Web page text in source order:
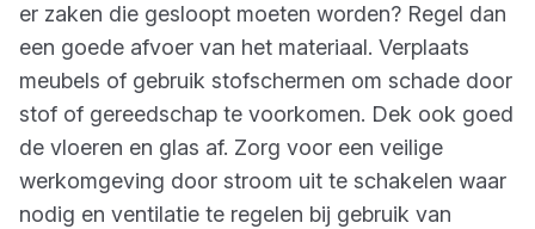
er zaken die gesloopt moeten worden? Regel dan
een goede afvoer van het materiaal. Verplaats
meubels of gebruik stofschermen om schade door
stof of gereedschap te voorkomen. Dek ook goed
de vloeren en glas af. Zorg voor een veilige
werkomgeving door stroom uit te schakelen waar
nodig en ventilatie te regelen bij gebruik van